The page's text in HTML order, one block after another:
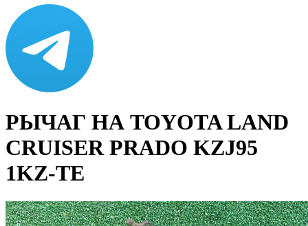
РЫЧАГ НА TOYOTA LAND
CRUISER PRADO KZJ95
1KZ-TE